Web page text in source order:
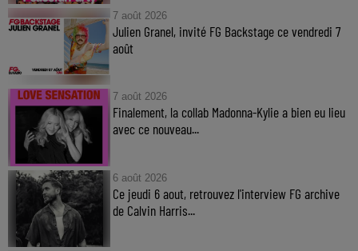
7 août 2026
Julien Granel, invité FG Backstage ce vendredi 7
août
7 août 2026
Finalement, la collab Madonna-Kylie a bien eu lieu
avec ce nouveau...
6 août 2026
Ce jeudi 6 aout, retrouvez l'interview FG archive
de Calvin Harris...